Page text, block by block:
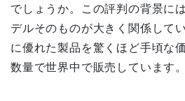
でしょうか。この評判の背景に
デルそのものが大きく関係して
に優れた製品を驚くほど手頃な
数量で世界中で販売しています。